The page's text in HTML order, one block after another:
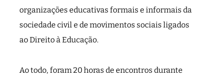
organizações educativas formais e informais da
sociedade civil e de movimentos sociais ligados
ao Direito à Educação.
Ao todo, foram 20 horas de encontros durante